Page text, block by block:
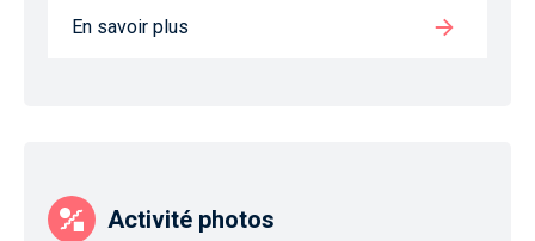
En savoir plus
Activité photos